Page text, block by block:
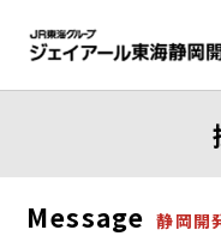
Message 静岡開